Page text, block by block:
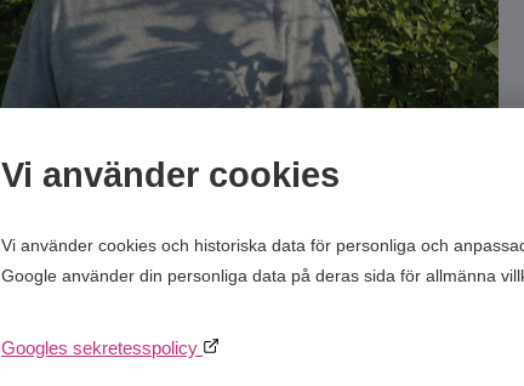
Vi använder cookies
Vi använder cookies och historiska data för personliga och
Google använder din personliga data på deras sida för allmänna
Googles sekretesspolicy